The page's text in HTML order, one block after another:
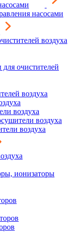
насосами
воздуха
очистителей
воздуха
воздуха
воздуха
воздуха
ионизаторы